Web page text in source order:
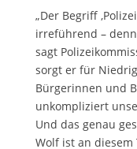
„Der Begriff
irreführend –
sagt
sorgt er für
Bürgerinnen und
unkompliziert
Und das genau
Wolf ist an diesem